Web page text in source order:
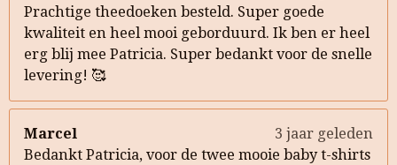
Prachtige theedoeken besteld. Super goede
kwaliteit en heel mooi geborduurd. Ik ben er heel
erg blij mee Patricia. Super bedankt voor de snelle
levering! 🥰
Marcel
3 jaar geleden
Bedankt Patricia, voor de twee mooie baby t-shirts